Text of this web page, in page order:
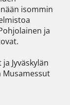
isommin
ja
Jyväskylän
Musamessut